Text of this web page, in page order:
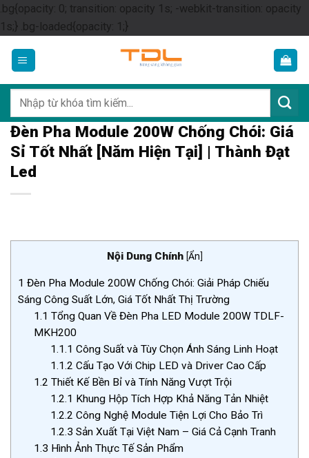
.bg{opacity: 0; transition: opacity 1s; -webkit-transition: opacity
1s;} .bg-loaded{opacity: 1;}Skip
content
kiếm:
Đèn Pha Module 200W Chống Chói: Giá
Sỉ Tốt Nhất [Năm Hiện Tại] | Thành Đạt
Led
Nội Dung Chính [Ẩn]
1 Đèn Pha Module 200W Chống Chói: Giải Pháp Chiếu
Sáng Công Suất Lớn, Giá Tốt Nhất Thị Trường
1.1 Tổng Quan Về Đèn Pha LED Module 200W TDLF-
MKH200
1.1.1 Công Suất và Tùy Chọn Ánh Sáng Linh Hoạt
1.1.2 Cấu Tạo Với Chip LED và Driver Cao Cấp
1.2 Thiết Kế Bền Bỉ và Tính Năng Vượt Trội
1.2.1 Khung Hộp Tích Hợp Khả Năng Tản Nhiệt
1.2.2 Công Nghệ Module Tiện Lợi Cho Bảo Trì
1.2.3 Sản Xuất Tại Việt Nam – Giá Cả Cạnh Tranh
1.3 Hình Ảnh Thực Tế Sản Phẩm